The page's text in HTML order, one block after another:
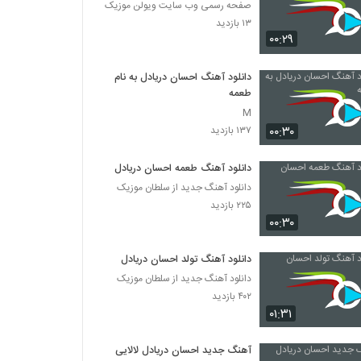
۰۰:۲۹
صفحه رسمی وب سایت ویولن موزیک
۱۳ بازدید
۰۰:۳۰
دانلود آهنگ احسان دریادل به نام
طعمه
M
۱۳۷ بازدید
۰۰:۳۰
دانلود آهنگ طعمه احسان دریادل
دانلود آهنگ جدید از سلطان موزیک
۲۲۵ بازدید
۰۱:۳۱
دانلود آهنگ تولد احسان دریادل
دانلود آهنگ جدید از سلطان موزیک
۴۰۲ بازدید
آهنگ جدید احسان دریادل لالایی